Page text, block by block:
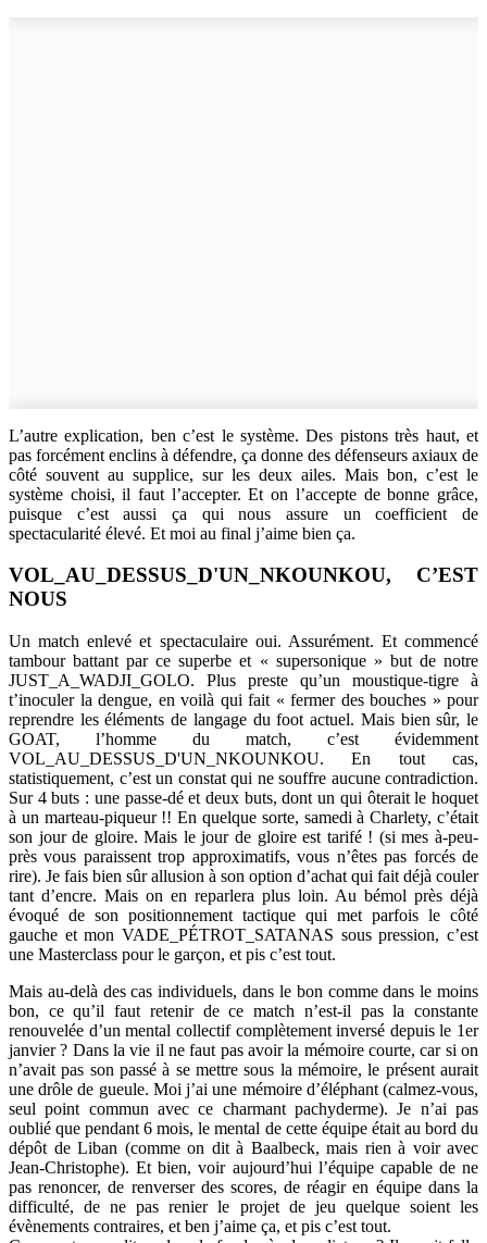
L’autre explication, ben c’est le système. Des pistons très haut, et
pas forcément enclins à défendre, ça donne des défenseurs axiaux de
côté souvent au supplice, sur les deux ailes. Mais bon, c’est le
système choisi, il faut l’accepter. Et on l’accepte de bonne grâce,
puisque c’est aussi ça qui nous assure un coefficient de
spectacularité élevé. Et moi au final j’aime bien ça.
VOL_AU_DESSUS_D'UN_NKOUNKOU, C’EST
NOUS
Un match enlevé et spectaculaire oui. Assurément. Et commencé
tambour battant par ce superbe et « supersonique » but de notre
JUST_A_WADJI_GOLO. Plus preste qu’un moustique-tigre à
t’inoculer la dengue, en voilà qui fait « fermer des bouches » pour
reprendre les éléments de langage du foot actuel. Mais bien sûr, le
GOAT, l’homme du match, c’est évidemment
VOL_AU_DESSUS_D'UN_NKOUNKOU. En tout cas,
statistiquement, c’est un constat qui ne souffre aucune contradiction.
Sur 4 buts : une passe-dé et deux buts, dont un qui ôterait le hoquet
à un marteau-piqueur !! En quelque sorte, samedi à Charlety, c’était
son jour de gloire. Mais le jour de gloire est tarifé ! (si mes à-peu-
près vous paraissent trop approximatifs, vous n’êtes pas forcés de
rire). Je fais bien sûr allusion à son option d’achat qui fait déjà couler
tant d’encre. Mais on en reparlera plus loin. Au bémol près déjà
évoqué de son positionnement tactique qui met parfois le côté
gauche et mon VADE_PÉTROT_SATANAS sous pression, c’est
une Masterclass pour le garçon, et pis c’est tout.
Mais au-delà des cas individuels, dans le bon comme dans le moins
bon, ce qu’il faut retenir de ce match n’est-il pas la constante
renouvelée d’un mental collectif complètement inversé depuis le 1er
janvier ? Dans la vie il ne faut pas avoir la mémoire courte, car si on
n’avait pas son passé à se mettre sous la mémoire, le présent aurait
une drôle de gueule. Moi j’ai une mémoire d’éléphant (calmez-vous,
seul point commun avec ce charmant pachyderme). Je n’ai pas
oublié que pendant 6 mois, le mental de cette équipe était au bord du
dépôt de Liban (comme on dit à Baalbeck, mais rien à voir avec
Jean-Christophe). Et bien, voir aujourd’hui l’équipe capable de ne
pas renoncer, de renverser des scores, de réagir en équipe dans la
difficulté, de ne pas renier le projet de jeu quelque soient les
évènements contraires, et ben j’aime ça, et pis c’est tout.